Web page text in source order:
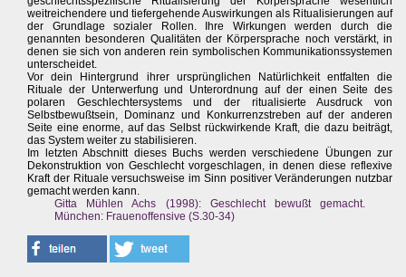
weitreichendere und tiefergehende Auswirkungen als Ritualisierungen auf
der Grundlage sozialer Rollen. Ihre Wirkungen werden durch die
genannten besonderen Qualitäten der Körpersprache noch verstärkt, in
denen sie sich von anderen rein symbolischen Kommunikationssystemen
unterscheidet.
Vor dein Hintergrund ihrer ursprünglichen Natürlichkeit entfalten die
Rituale der Unterwerfung und Unterordnung auf der einen Seite des
polaren Geschlechtersystems und der ritualisierte Ausdruck von
Selbstbewußtsein, Dominanz und Konkurrenzstreben auf der anderen
Seite eine enorme, auf das Selbst rückwirkende Kraft, die dazu beiträgt,
das System weiter zu stabilisieren.
Im letzten Abschnitt dieses Buchs werden verschiedene Übungen zur
Dekonstruktion von Geschlecht vorgeschlagen, in denen diese reflexive
Kraft der Rituale versuchsweise im Sinn positiver Veränderungen nutzbar
gemacht werden kann.
Gitta Mühlen Achs (1998): Geschlecht bewußt gemacht.
München: Frauenoffensive (S.30-34)